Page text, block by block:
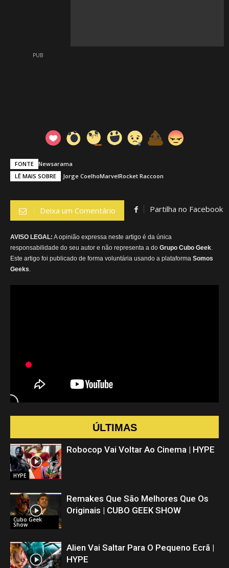
PUB
FONTE Newsarama
LÊ MAIS SOBRE
Jorge CoelhoMarvelRocket Raccoon
Deixa um Comentário Partilha no Facebook
AVISO LEGAL: A opinião expressa neste artigo é da única
responsabilidade do seu autor e não representa a do Grupo Cubo Geek
Este artigo foi publicado de forma voluntária usando a plataforma Somos
Geeks
ÚLTIMAS
HYPE
Robocop Vai Voltar Ao Cinema | HYPE
Cubo Geek
Show
Remakes Que São Melhores Que Os
Originais | CUBO GEEK SHOW
Alien Vai Saltar Para O Pequeno Ecrã |
HYPE